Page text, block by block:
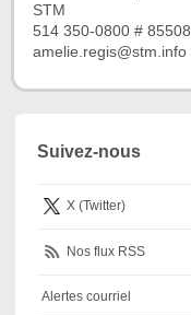
STM
514 350-0800 # 85508
amelie.regis@stm.info
Suivez-nous
X (Twitter)
Nos flux RSS
Alertes courriel